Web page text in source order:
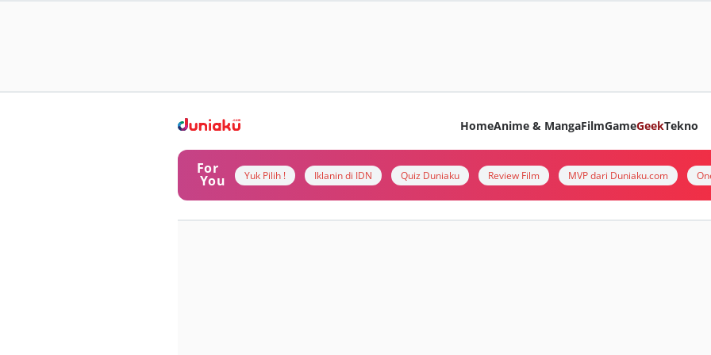
HomeAnime & MangaFilmGameGeekTekno
For
You Yuk Pilih ! Iklanin di IDN Quiz Duniaku Review Film MVP dari Duniaku.com